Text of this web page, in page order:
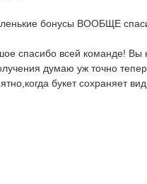
бонусы ВООБЩЕ
спасибо всей команде! Вы
думаю уж точно
букет сохраняет